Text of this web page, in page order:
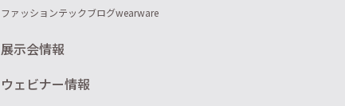
ファッションテックブログwearware
展示会情報
ウェビナー情報